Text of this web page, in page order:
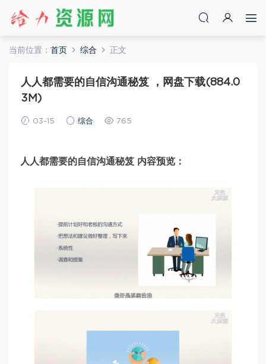
当前位置： 首页 综合 正文
人人都需要的自信沟通秘笈 ，网盘下载(884.0
3M)
03-15 综合 765
人人都需要的自信沟通秘笈 内容预览：